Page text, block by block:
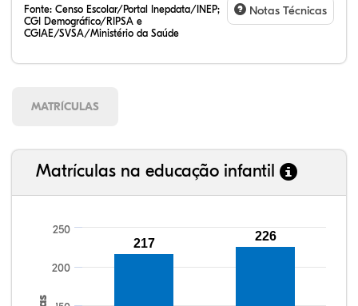
Fonte: Censo Escolar/Portal Inepdata/INEP;
CGI Demográfico/RIPSA e
CGIAE/SVSA/Ministério da Saúde
Notas Técnicas
MATRÍCULAS
Matrículas na educação infantil
200
250
217
226
90,67%
92,84%
88,78%
92,34%
73,83%
99,81%
100,00%
88,82%
92,94%
78,33%